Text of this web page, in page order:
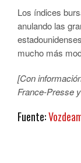
Los índices
anulando las
mucho más
[Con
France-Presse
Fuente: